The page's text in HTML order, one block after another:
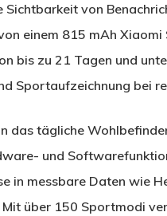
Sichtbarkeit von
einem 815 mAh
bis zu 21 Tagen und
Sportaufzeichnung bei
das tägliche
und
in messbare Daten wie
über 150 Sportmodi